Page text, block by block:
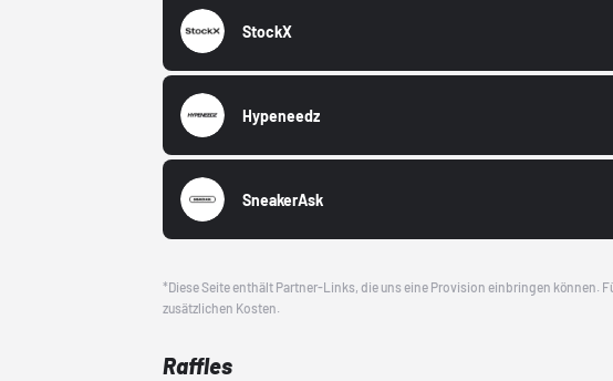
StockX
Hypeneedz
SneakerAsk
*Diese Seite enthält Partner-Links, die uns eine Provision einbringen können.
zusätzlichen Kosten.
Raffles